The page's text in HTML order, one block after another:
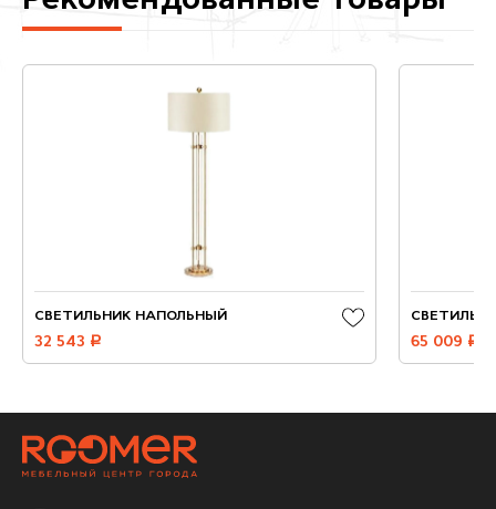
СВЕТИЛЬНИК НАПОЛЬНЫЙ
32 543 руб. 65 009 руб.